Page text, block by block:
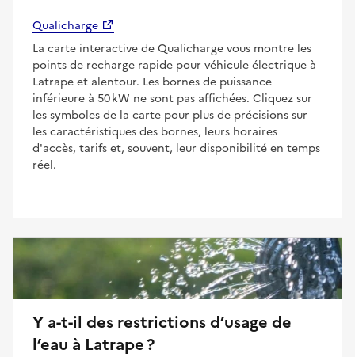
Qualicharge
La carte interactive de Qualicharge vous montre les
points de recharge rapide pour véhicule électrique à
Latrape et alentour. Les bornes de puissance
inférieure à 50 kW ne sont pas affichées. Cliquez sur
les symboles de la carte pour plus de précisions sur
les caractéristiques des bornes, leurs horaires
d'accès, tarifs et, souvent, leur disponibilité en temps
réel.
Y a-t-il des restrictions d’usage de
l’eau à Latrape ?